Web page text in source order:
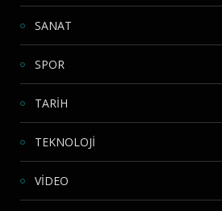
SANAT
SPOR
TARİH
TEKNOLOJİ
VİDEO